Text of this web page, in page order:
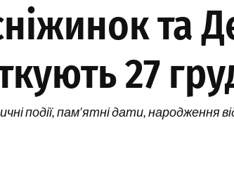
та
27
події, пам’ятні дати, народження